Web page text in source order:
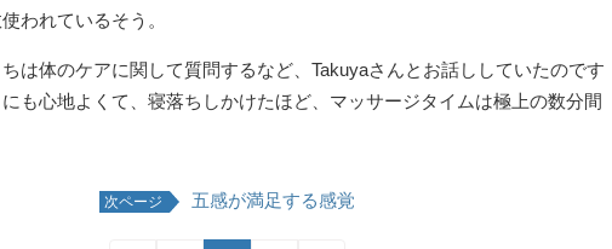
われているそう。
は体のケアに関して質問するなど、Takuyaさんとお話ししていたのです
も心地よくて、寝落ちしかけたほど、マッサージタイムは極上の数分間
次ページ 五感が満足する感覚